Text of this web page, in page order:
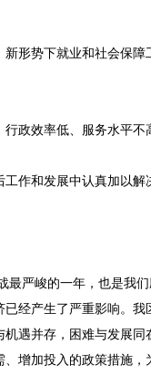
形势下就业和社会保
政效率低、服务水平不
作和发展中认真加以解
严峻的一年，也是我
经产生了严重影响。我
遇并存，困难与发展
增加投入的政策措施